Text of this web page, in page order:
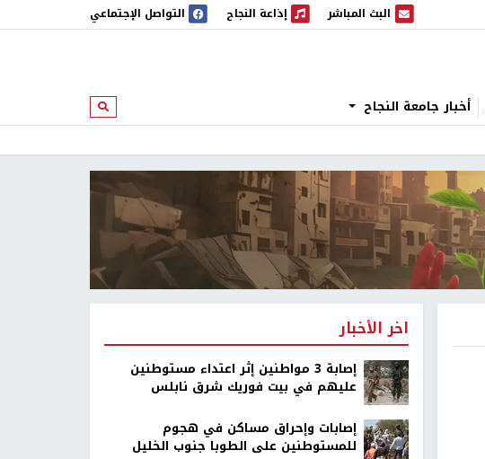
البث المباشر
البث المباشر إذاعة النجاح
إذاعة النجاح التواصل الإجتماعي
أخبار جامعة النجاح ابحث
اخر الأخبار
إصابة 3 مواطنين إثر اعتداء مستوطنين
عليهم في بيت فوريك شرق نابلس
إصابات وإحراق مساكن في هجوم
للمستوطنين على الطوبا جنوب الخليل